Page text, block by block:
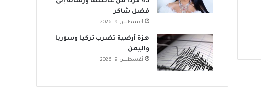
فضل شاكر
أغسطس 9, 2026
هزة أرضية تضرب تركيا وسوريا
واليمن
أغسطس 9, 2026